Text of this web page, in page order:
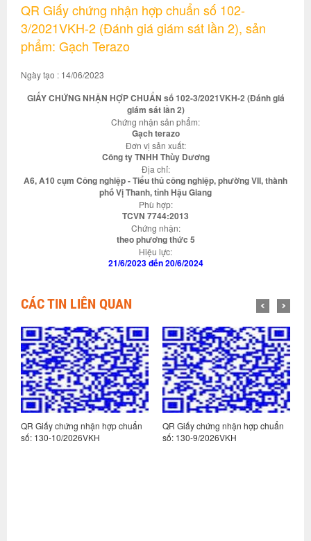
QR Giấy chứng nhận hợp chuẩn số 102-
3/2021VKH-2 (Đánh giá giám sát lần 2), sản
phẩm: Gạch Terazo
Ngày tạo : 14/06/2023
GIẤY CHỨNG NHẬN HỢP CHUẨN số 102-3/2021VKH-2 (Đánh giá
giám sát lần 2)
Chứng nhận sản phẩm:
Gạch terazo
Đơn vị sản xuất:
Công ty TNHH Thùy Dương
Địa chỉ:
A6, A10 cụm Công nghiệp - Tiểu thủ công nghiệp, phường VII, thành
phố Vị Thanh, tỉnh Hậu Giang
Phù hợp:
TCVN 7744:2013
Chứng nhận:
theo phương thức 5
Hiệu lực:
21/6/2023 đến 20/6/2024
CÁC TIN LIÊN QUAN
QR Giấy chứng nhận hợp chuẩn
số: 130-10/2026VKH
QR Giấy chứng nhận hợp chuẩn
số: 130-9/2026VKH